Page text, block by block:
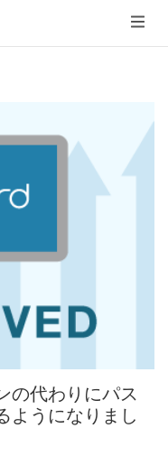
メ
ニ
ュ
ー
の代わりにパス
ようになりまし